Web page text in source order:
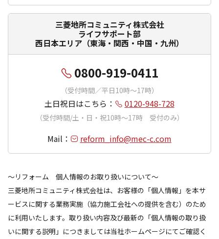
三菱地所コミュニティ株式会社
ライフサポート部
西日本エリア（東海・関西・中国・九州）
0800-919-0411
（受付時間／平日10時〜17時）
土日祝日はこちら： 0120-948-728
（受付時間/土・日・祝10時〜17時 受付のみ）
Mail： reform_info@mec-c.com
～リフォーム 個人情報のお取り扱いについて～
三菱地所コミュニティ株式会社は、お客様の「個人情報」を本サ
ービスに関する業務実施（協力施工会社への提供を含む）のため
に利用いたします。取り扱い内容及び最新の「個人情報の取り扱
いに関する説明」につきましては当社ホームページにてご確認く